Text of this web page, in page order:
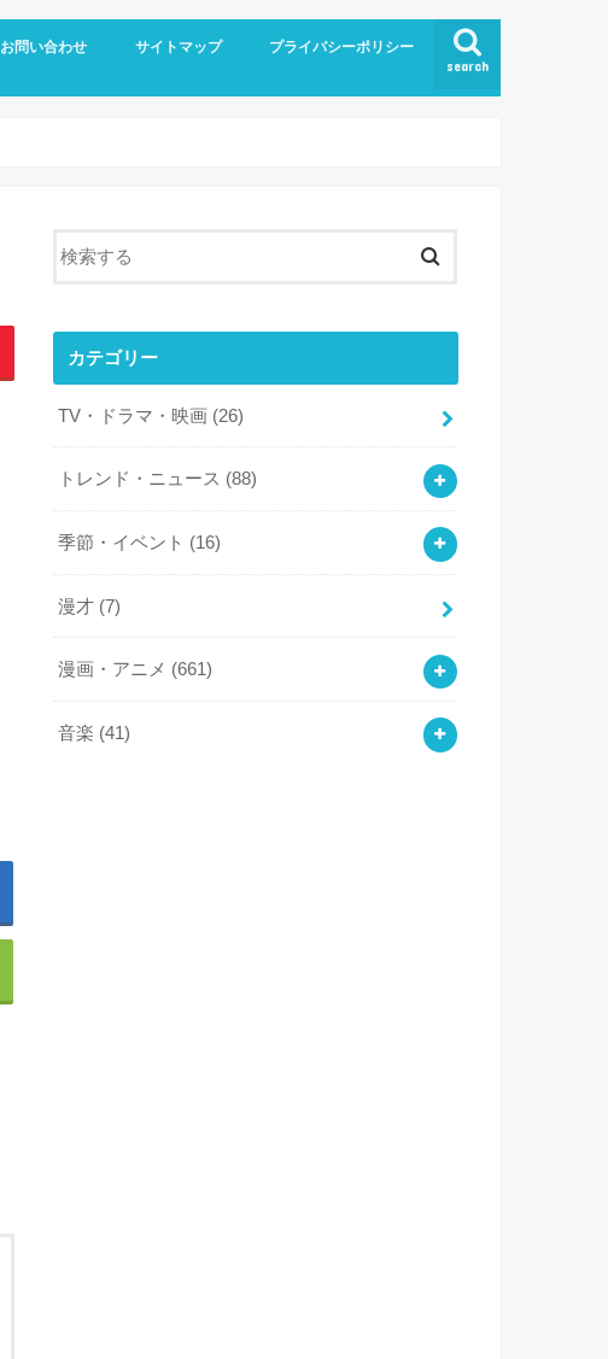
search
お問い合わせ サイトマップ プライバシーポリシー
カテゴリー
TV・ドラマ・映画 (26)
トレンド・ニュース (88)
季節・イベント (16)
漫才 (7)
漫画・アニメ (661)
音楽 (41)